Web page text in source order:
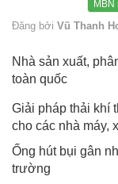
MBN
Đăng bởi Vũ Thanh
Nhà sản xuất,
toàn quốc
Giải pháp thải khí
cho các nhà máy,
Ống hút bụi gân
trường